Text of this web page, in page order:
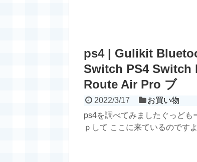
ps4 | Gulikit
Switch PS4 Switch
Route Air Pro ブ
2022/3/17
お買い物
ps4を調べてみましたぐっども
ｐして ここに来ているのです